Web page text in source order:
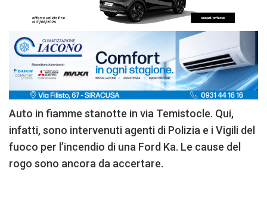
Auto in fiamme stanotte in via Temistocle. Qui,
infatti, sono intervenuti agenti di Polizia e i Vigili del
fuoco per l’incendio di una Ford Ka. Le cause del
rogo sono ancora da accertare.